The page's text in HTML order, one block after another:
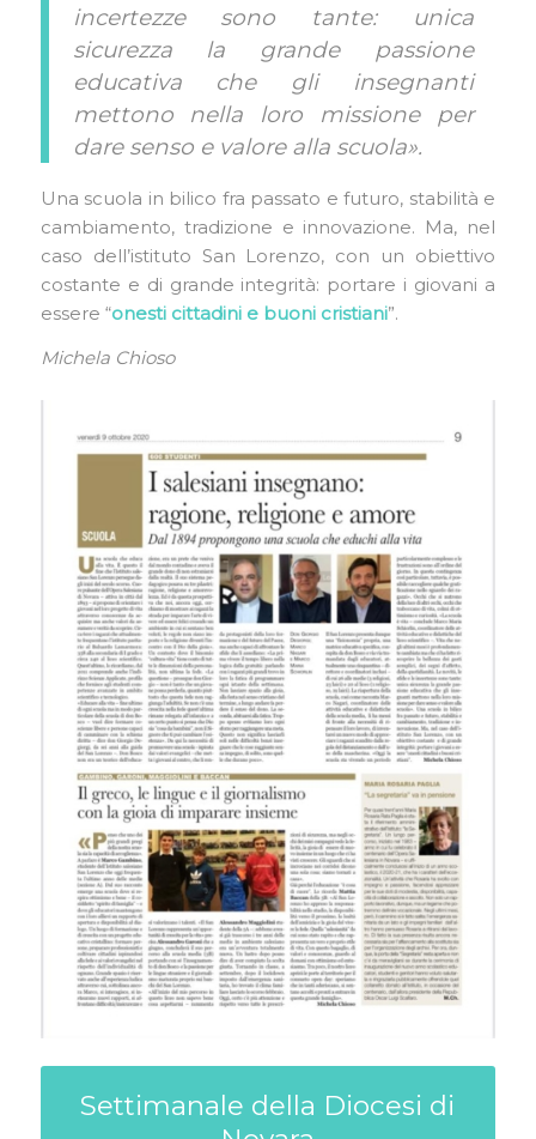
incertezze sono tante: unica
sicurezza la grande passione
educativa che gli insegnanti
mettono nella loro missione per
dare senso e valore alla scuola».
Una scuola in bilico fra passato e futuro, stabilità e
cambiamento, tradizione e innovazione. Ma, nel
caso dell’istituto San Lorenzo, con un obiettivo
costante e di grande integrità: portare i giovani a
essere “onesti cittadini e buoni cristiani”.
Michela Chioso
Settimanale della Diocesi di